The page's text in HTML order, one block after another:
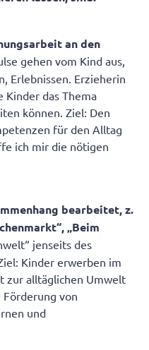
an den
gehen vom Kind aus,
Erlebnissen. Erzieherin
das Thema
können. Ziel: Den
für den Alltag
ich mir die nötigen
bearbeitet, z.
„Beim
jenseits des
Kinder erwerben im
zur alltäglichen Umwelt
von
und